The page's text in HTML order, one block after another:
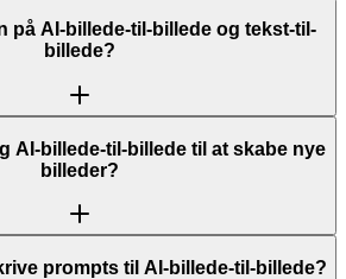
på AI-billede-til-billede og tekst-til-
billede?
AI-billede-til-billede til at skabe nye
billeder?
prompts til AI-billede-til-billede?